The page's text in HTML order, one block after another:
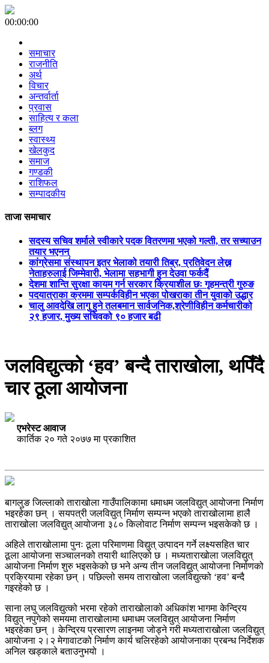
00:00:00
समाचार
राजनीति
अर्थ
विचार
अन्तर्वार्ता
प्रवास
साहित्य र कला
ब्लग
स्वास्थ्य
खेलकुद
समाज
गण्डकी
राशिफल
सम्पादकीय
ताजा समाचार
सदस्य सचिव शर्माले स्वीकारे पदक वितरणमा भएको गल्ती, तर सच्याउन
तयार भएनन्
कांग्रेसमा संस्थापन इतर भेलाको तयारी तिब्र, प्रतिवेदन लेख्न
नेताहरुलाई जिम्मेवारी, भेलामा सहभागी हुन देउवा फर्कदैं
देशमा शान्ति सुरक्षा कायम गर्न सरकार क्रियाशील छः गृहमन्त्री गुरुङ
पदयात्राका क्रममा सम्पर्कविहीन भएका पोखराका तीन युवाको उद्धार
चालु आवदेखि लागु हुने तलबमान सार्वजनिक,श्रेणीविहीन कर्मचारीको
२९ हजार, मुख्य सचिवको ९० हजार बढी
जलविद्युत्को ‘हव’ बन्दै ताराखोला, थपिँदै
चार ठूला आयोजना
एभरेस्ट आवाज
कार्तिक २० गते २०७७ मा प्रकाशित
बागलुङ जिल्लाको ताराखोला गाउँपालिकामा धमाधम जलविद्युत् आयोजना निर्माण
भइरहेका छन् । सयपत्री जलविद्युत् निर्माण सम्पन्न भएको ताराखोलामा हालै
ताराखोला जलविद्युत् आयोजना ३८० किलोवाट निर्माण सम्पन्न भइसकेको छ ।
अहिले ताराखोलामा पुनः ठूला परिमाणमा विद्युत् उत्पादन गर्ने लक्ष्यसहित चार
ठूला आयोजना सञ्चालनको तयारी थालिएको छ । मध्यताराखोला जलविद्युत्
आयोजना निर्माण शुरु भइसकेको छ भने अन्य तीन जलविद्युत् आयोजना निर्माणको
प्रक्रियामा रहेका छन् । पछिल्लो समय ताराखोला जलविद्युत्को ‘हव’ बन्दै
गइरहेको छ ।
साना लघु जलविद्युत्को भरमा रहेको ताराखोलाको अधिकांश भागमा केन्द्रिय
विद्युत् नपुगेको समयमा ताराखोलामा धमाधम जलविद्युत् आयोजना निर्माण
भइरहेका छन् । केन्द्रिय प्रसारण लाइनमा जोड्ने गरी मध्यताराखोला जलविद्युत्
आयोजना २।२ मेगावाटको निर्माण कार्य चलिरहेको आयोजनाका प्रबन्ध निर्देशक
अनिल खड्काले बताउनुभयो ।